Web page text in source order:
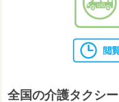
全国の介護タクシー